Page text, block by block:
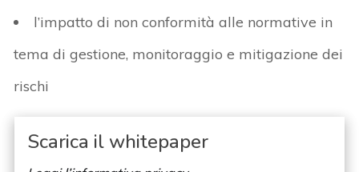
l’impatto di non conformità alle normative in
tema di gestione, monitoraggio e mitigazione dei
rischi
Scarica il whitepaper